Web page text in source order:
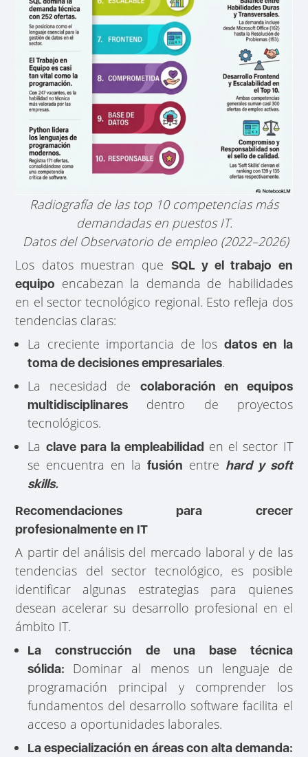
Radiografía de las top 10 competencias más
demandadas en puestos IT.
Datos del Observatorio de empleo (2022–2026)
Los datos muestran que SQL y el trabajo en
equipo encabezan la demanda de habilidades
en el sector tecnológico regional. Esto refleja dos
tendencias claras:
La creciente importancia de los datos en la
toma de decisiones empresariales.
La necesidad de colaboración en equipos
multidisciplinares dentro de proyectos
tecnológicos.
La clave para la empleabilidad en el sector IT
se encuentra en la fusión entre hard y soft
skills.
Recomendaciones para crecer
profesionalmente en IT
A partir del análisis del mercado laboral y de las
tendencias del sector tecnológico, es posible
identificar algunas estrategias para quienes
desean acelerar su desarrollo profesional en el
ámbito IT.
La construcción de una base técnica
sólida: Dominar al menos un lenguaje de
programación principal y comprender los
fundamentos del desarrollo software facilita el
acceso a oportunidades laborales.
La especialización en áreas con alta demanda: